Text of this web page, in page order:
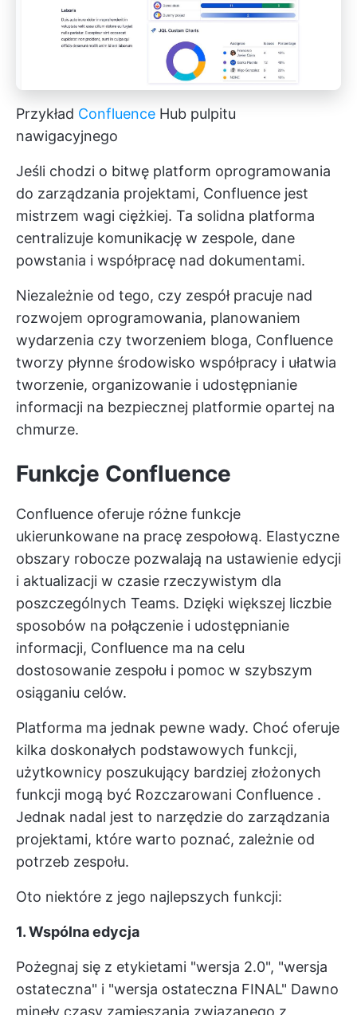
Przykład Confluence Hub pulpitu
nawigacyjnego
Jeśli chodzi o bitwę platform oprogramowania
do zarządzania projektami, Confluence jest
mistrzem wagi ciężkiej. Ta solidna platforma
centralizuje komunikację w zespole, dane
powstania i współpracę nad dokumentami.
Niezależnie od tego, czy zespół pracuje nad
rozwojem oprogramowania, planowaniem
wydarzenia czy tworzeniem bloga, Confluence
tworzy płynne środowisko współpracy i ułatwia
tworzenie, organizowanie i udostępnianie
informacji na bezpiecznej platformie opartej na
chmurze.
Funkcje Confluence
Confluence oferuje różne funkcje
ukierunkowane na pracę zespołową. Elastyczne
obszary robocze pozwalają na ustawienie edycji
i aktualizacji w czasie rzeczywistym dla
poszczególnych Teams. Dzięki większej liczbie
sposobów na połączenie i udostępnianie
informacji, Confluence ma na celu
dostosowanie zespołu i pomoc w szybszym
osiąganiu celów.
Platforma ma jednak pewne wady. Choć oferuje
kilka doskonałych podstawowych funkcji,
użytkownicy poszukujący bardziej złożonych
funkcji mogą być Rozczarowani Confluence .
Jednak nadal jest to narzędzie do zarządzania
projektami, które warto poznać, zależnie od
potrzeb zespołu.
Oto niektóre z jego najlepszych funkcji:
1. Wspólna edycja
Pożegnaj się z etykietami "wersja 2.0", "wersja
ostateczna" i "wersja ostateczna FINAL" Dawno
minęły czasy zamieszania związanego z